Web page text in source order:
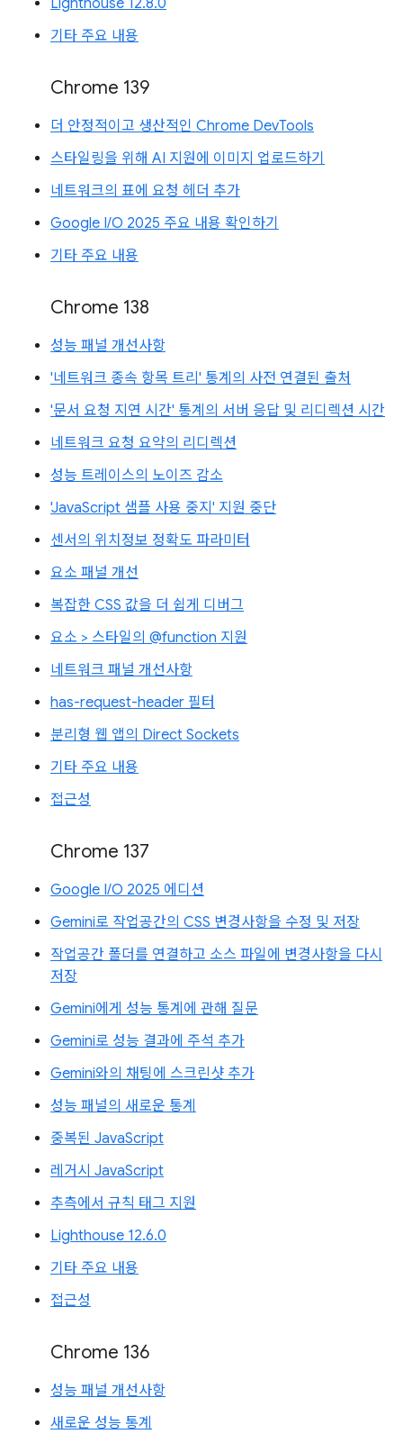
Lighthouse 12.8.0
기타 주요 내용
Chrome 139
더 안정적이고 생산적인 Chrome DevTools
스타일링을 위해 AI 지원에 이미지 업로드하기
네트워크의 표에 요청 헤더 추가
Google I/O 2025 주요 내용 확인하기
기타 주요 내용
Chrome 138
성능 패널 개선사항
'네트워크 종속 항목 트리' 통계의 사전 연결된 출처
'문서 요청 지연 시간' 통계의 서버 응답 및 리디렉션 시간
네트워크 요청 요약의 리디렉션
성능 트레이스의 노이즈 감소
'JavaScript 샘플 사용 중지' 지원 중단
센서의 위치정보 정확도 파라미터
요소 패널 개선
복잡한 CSS 값을 더 쉽게 디버그
요소 > 스타일의 @function 지원
네트워크 패널 개선사항
has-request-header 필터
분리형 웹 앱의 Direct Sockets
기타 주요 내용
접근성
Chrome 137
Google I/O 2025 에디션
Gemini로 작업공간의 CSS 변경사항을 수정 및 저장
작업공간 폴더를 연결하고 소스 파일에 변경사항을 다시
저장
Gemini에게 성능 통계에 관해 질문
Gemini로 성능 결과에 주석 추가
Gemini와의 채팅에 스크린샷 추가
성능 패널의 새로운 통계
중복된 JavaScript
레거시 JavaScript
추측에서 규칙 태그 지원
Lighthouse 12.6.0
기타 주요 내용
접근성
Chrome 136
성능 패널 개선사항
새로운 성능 통계